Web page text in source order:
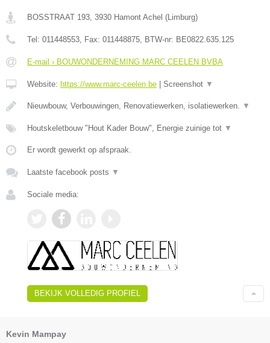
BOSSTRAAT 193, 3930 Hamont Achel (Limburg)
Tel: 011448553, Fax: 011448875, BTW-nr: BE0822.635.125
E-mail › BOUWONDERNEMING MARC CEELEN BVBA
Website: https://www.marc-ceelen.be Screenshot ▼
Nieuwbouw, Verbouwingen, Renovatiewerken, isolatiewerken. ▼
Houtskeletbouw "Hout Kader Bouw", Energie zuinige tot ▼
Er wordt gewerkt op afspraak.
Laatste facebook posts ▼
Sociale media:
BEKIJK VOLLEDIG PROFIEL
Kevin Mampay